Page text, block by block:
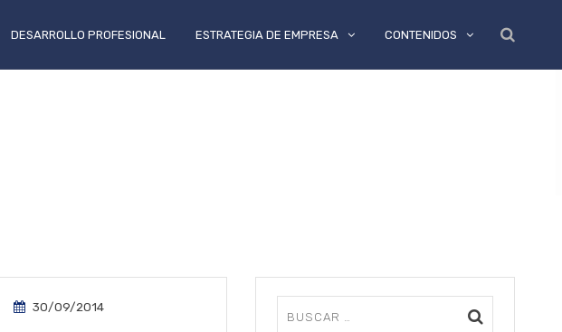
DESARROLLO PROFESIONAL ESTRATEGIA DE EMPRESA CONTENIDOS
30/09/2014